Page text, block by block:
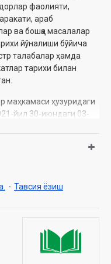
фаолияти,
араб
ва бошқа масалалар
йўналиши бўйича
талабалар ҳамда
тарихи билан
маҳкамаси ҳузуридаги
йил 30-июндаги 03-
- Тавсия ёзиш